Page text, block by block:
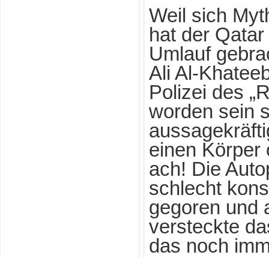
Weil sich
hat der
Umlauf
Ali Al-
Polizei des
worden sein
einen Körper
ach! Die
schlecht
gegoren und
versteckte
das noch